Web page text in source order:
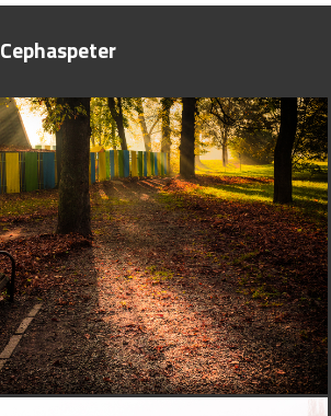
Cephaspeter